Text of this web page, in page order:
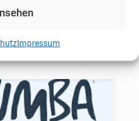
Impressum